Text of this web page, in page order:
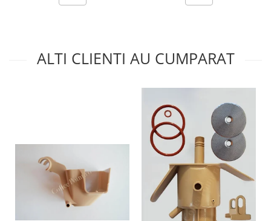
ALTI CLIENTI AU CUMPARAT